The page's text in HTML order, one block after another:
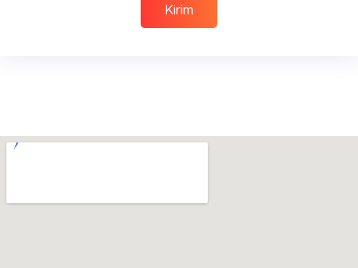
Kirim